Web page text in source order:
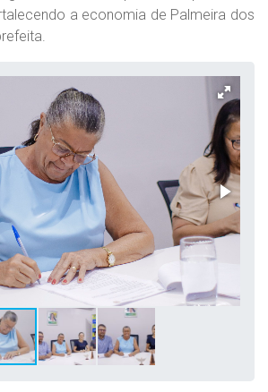
a economia de Palmeira dos